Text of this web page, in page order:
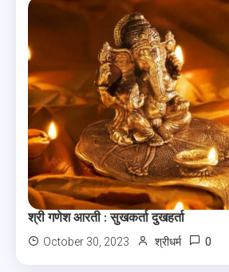
श्री गणेश आरती : सुखकर्ता दुखहर्ता
October 30, 2023 श्रीधर्म 0